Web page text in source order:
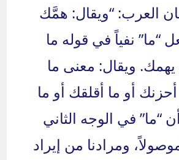
العرب: “ويقال: همَّك
“ما” نفياً في قوله ما
ويقال: معنى ما
أو ما أقلقك أو ما
“ما” في الوجه الثاني
ومرادنا من إيراد